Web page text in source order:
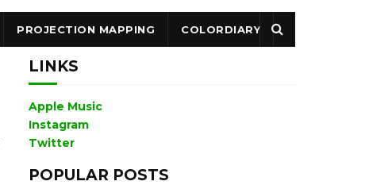
PROJECTION MAPPING COLORDIARY
LINKS
Apple Music
Instagram
Twitter
POPULAR POSTS